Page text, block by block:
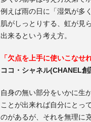
例えば雨の日に「湿気が多
肌がしっとりする、虹が見
出来るという考え方。
「欠点を上手に使いこなせ
ココ・シャネル(CHANEL創
自身の無い部分をいかに生
ことが出来れば自分にとっ
のがあるが、それを無理に